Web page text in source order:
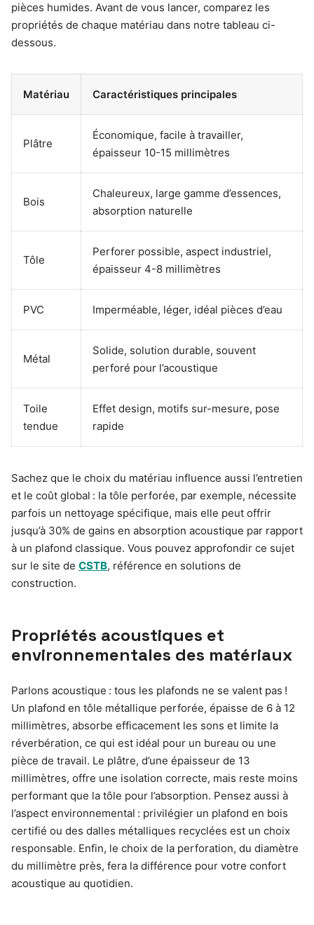
pièces humides. Avant de vous lancer, comparez les
propriétés de chaque matériau dans notre tableau ci-
dessous.
Matériau Caractéristiques principales
Plâtre
Économique, facile à travailler,
épaisseur 10-15 millimètres
Bois
Chaleureux, large gamme d’essences,
absorption naturelle
Tôle
Perforer possible, aspect industriel,
épaisseur 4-8 millimètres
PVC Imperméable, léger, idéal pièces d’eau
Métal
Solide, solution durable, souvent
perforé pour l’acoustique
Toile
tendue
Effet design, motifs sur-mesure, pose
rapide
Sachez que le choix du matériau influence aussi l’entretien
et le coût global : la tôle perforée, par exemple, nécessite
parfois un nettoyage spécifique, mais elle peut offrir
jusqu’à 30% de gains en absorption acoustique par rapport
à un plafond classique. Vous pouvez approfondir ce sujet
sur le site de CSTB, référence en solutions de
construction.
Propriétés acoustiques et
environnementales des matériaux
Parlons acoustique : tous les plafonds ne se valent pas !
Un plafond en tôle métallique perforée, épaisse de 6 à 12
millimètres, absorbe efficacement les sons et limite la
réverbération, ce qui est idéal pour un bureau ou une
pièce de travail. Le plâtre, d’une épaisseur de 13
millimètres, offre une isolation correcte, mais reste moins
performant que la tôle pour l’absorption. Pensez aussi à
l’aspect environnemental : privilégier un plafond en bois
certifié ou des dalles métalliques recyclées est un choix
responsable. Enfin, le choix de la perforation, du diamètre
du millimètre près, fera la différence pour votre confort
acoustique au quotidien.